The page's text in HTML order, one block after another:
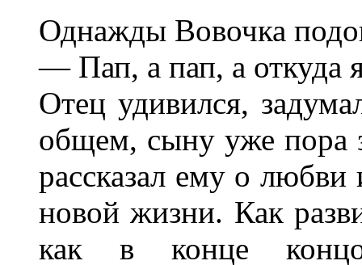
Однажды Вовочка
— Пап, а пап, а откуда
Отец удивился,
общем, сыну уже пора
рассказал ему о любви
новой жизни. Как
как в конце